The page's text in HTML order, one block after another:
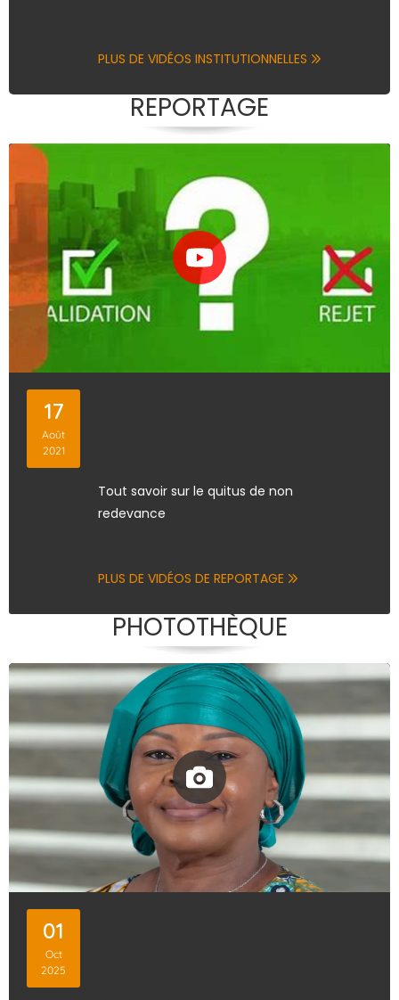
PLUS DE VIDÉOS INSTITUTIONNELLES
REPORTAGE
Tout savoir sur le quitus de non
redevance
17
Août
2021
PLUS DE VIDÉOS DE REPORTAGE
PHOTOTHÈQUE
01
Oct
2025